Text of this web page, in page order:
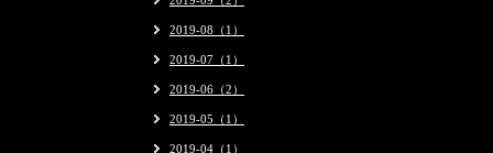
2019-08（1）
2019-07（1）
2019-06（2）
2019-05（1）
2019-04（1）